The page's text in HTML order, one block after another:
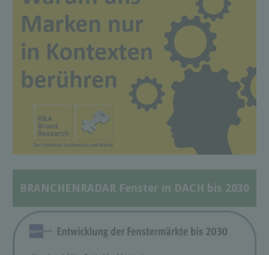
BRANCHENRADAR Fenster in DACH bis 2030